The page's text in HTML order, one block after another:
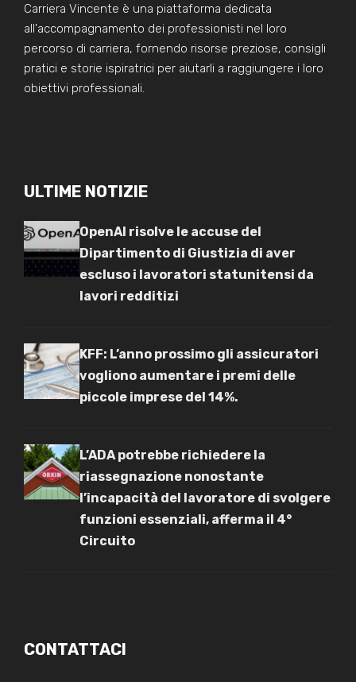
Carriera Vincente è una piattaforma dedicata
all'accompagnamento dei professionisti nel loro
percorso di carriera, fornendo risorse preziose, consigli
pratici e storie ispiratrici per aiutarli a raggiungere i loro
obiettivi professionali.
ULTIME NOTIZIE
OpenAI risolve le accuse del
Dipartimento di Giustizia di aver
escluso i lavoratori statunitensi da
lavori redditizi
KFF: L’anno prossimo gli assicuratori
vogliono aumentare i premi delle
piccole imprese del 14%.
L’ADA potrebbe richiedere la
riassegnazione nonostante
l’incapacità del lavoratore di svolgere
funzioni essenziali, afferma il 4°
Circuito
CONTATTACI